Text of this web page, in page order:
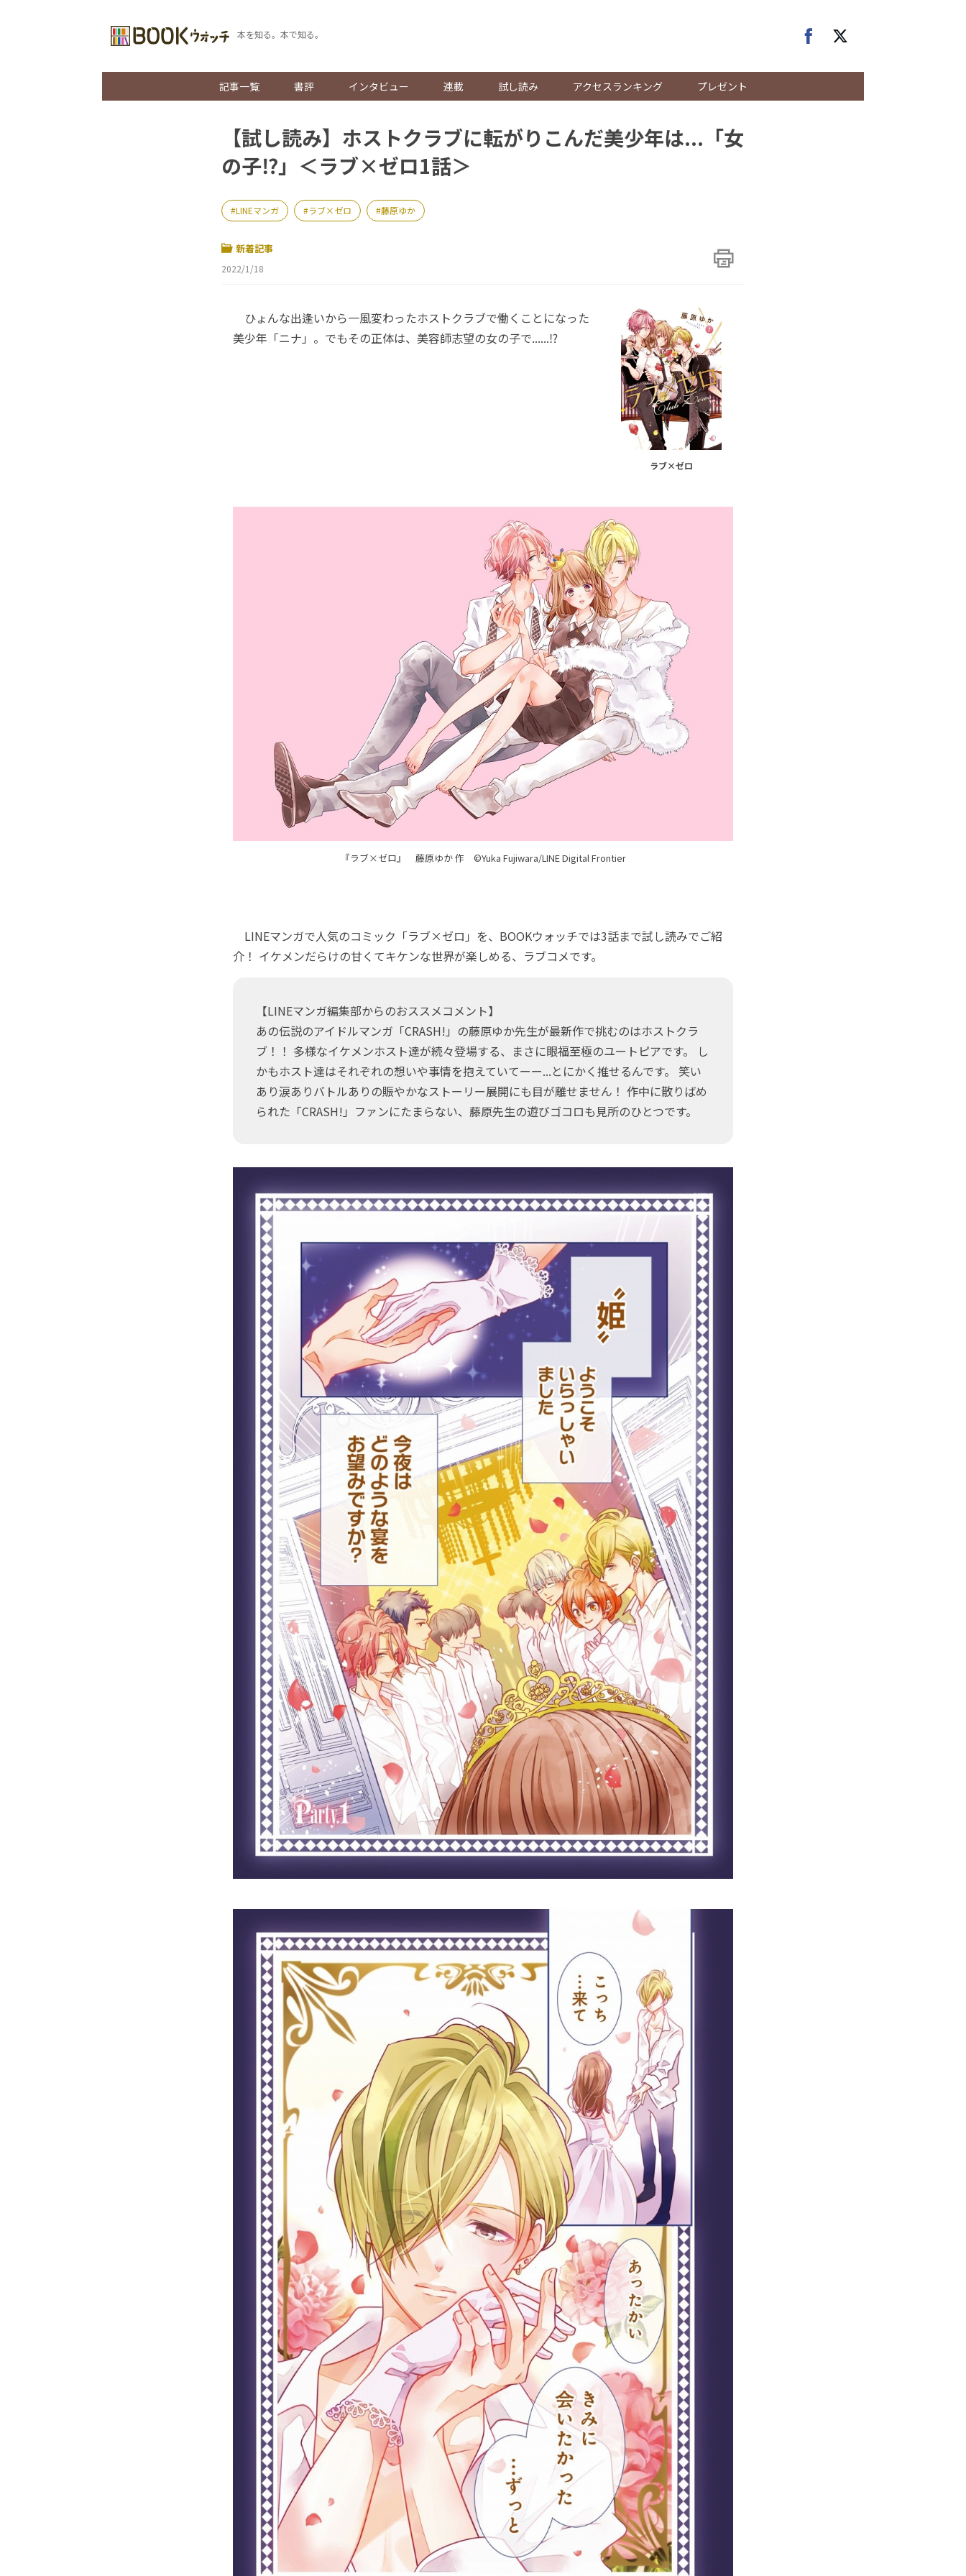
本を知る。本で知る。
記事一覧 書評 インタビュー 連載 試し読み アクセスランキング プレゼント
【試し読み】ホストクラブに転がりこんだ美少年は...「女
の子⁉」＜ラブ×ゼロ1話＞
LINEマンガ ラブ×ゼロ 藤原ゆか
新着記事
2022/1/18
ラブ×ゼロ
ひょんな出逢いから一風変わったホストクラブで働くことになった
美少年「ニナ」。でもその正体は、美容師志望の女の子で......⁉
『ラブ×ゼロ』 藤原ゆか 作 ©Yuka Fujiwara/LINE Digital Frontier
LINEマンガで人気のコミック「ラブ×ゼロ」を、BOOKウォッチでは3話まで試し読みでご紹
介！ イケメンだらけの甘くてキケンな世界が楽しめる、ラブコメです。
【LINEマンガ編集部からのおススメコメント】
あの伝説のアイドルマンガ「CRASH!」の藤原ゆか先生が最新作で挑むのはホストクラ
ブ！！ 多様なイケメンホスト達が続々登場する、まさに眼福至極のユートピアです。 し
かもホスト達はそれぞれの想いや事情を抱えていてーー...とにかく推せるんです。 笑い
あり涙ありバトルありの賑やかなストーリー展開にも目が離せません！ 作中に散りばめ
られた「CRASH!」ファンにたまらない、藤原先生の遊びゴコロも見所のひとつです。